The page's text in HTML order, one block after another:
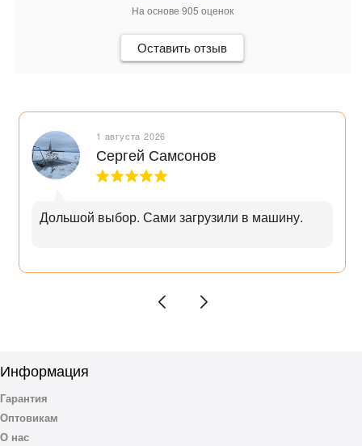
На основе 905 оценок
Оставить отзыв
1 августа 2026
Сергей Самсонов
Дольшой выбор. Сами загрузили в машину.
Информация
Гарантия
Оптовикам
О нас